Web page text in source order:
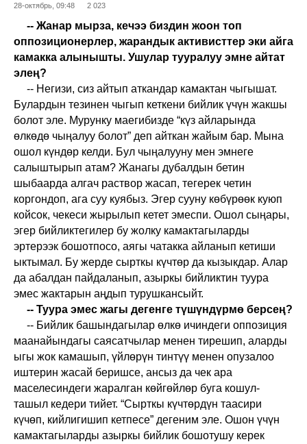
28-октябрь, 09:48 2 023
-- Жанар мырза, кечээ биздин жоон топ
оппозиционерлер, жарандык активисттер эки айга
камакка алынышты. Ушулар тууралуу эмне айтат
элең?
-- Негизи, сиз айтып аткандар камактан чыгышат.
Булардын тезинен чыгып кеткени бийлик үчүн жакшы
болот эле. Мурунку маегибизде “күз айларында
өлкөдө чыңалуу болот” деп айткан жайым бар. Мына
ошол күндөр келди. Бул чыңалууну мен эмнеге
салыштырып атам? Жанагы дубалдын бетин
шыбаарда алгач раствор жасап, тегерек четин
коргондоп, ага суу куябыз. Эгер сууну көбүрөөк куюп
койсок, чекеси жырылып кетет эмеспи. Ошол сыңары,
эгер бийликтегилер бу жолку камактагыларды
эртерээк бошотпосо, аягы чатакка айланып кетиши
ыктымал. Бу жерде сырткы күчтөр да кызыкдар. Алар
да абалдан пайдаланып, азыркы бийликтин туура
эмес жактарын аңдып турушкансыйт.
-- Туура эмес жагы дегенге түшүндүрмө берсең?
-- Бийлик башындагылар өлкө ичиндеги оппозиция
маанайындагы саясатчылар менен тирешип, аларды
ыгы жок камашып, үйлөрүн тинтүү менен опузалоо
иштерин жасай беришсе, ансыз да чек ара
маселесиндеги жаралган көйгөйлөр буга кошул-
ташыл кедери тийет. “Сырткы күчтөрдүн таасири
күчөп, кийлигишип кетпесе” дегеним эле. Ошон үчүн
камактагыларды азыркы бийлик бошотушу керек